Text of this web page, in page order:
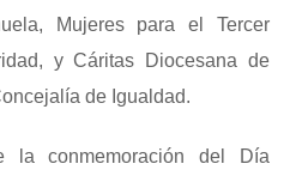
Mujeres para el Tercer
y Cáritas Diocesana de
de Igualdad.
la conmemoración del Día